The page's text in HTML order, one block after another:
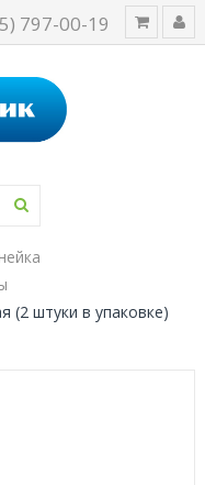
797-00-19
(2 штуки в упаковке)